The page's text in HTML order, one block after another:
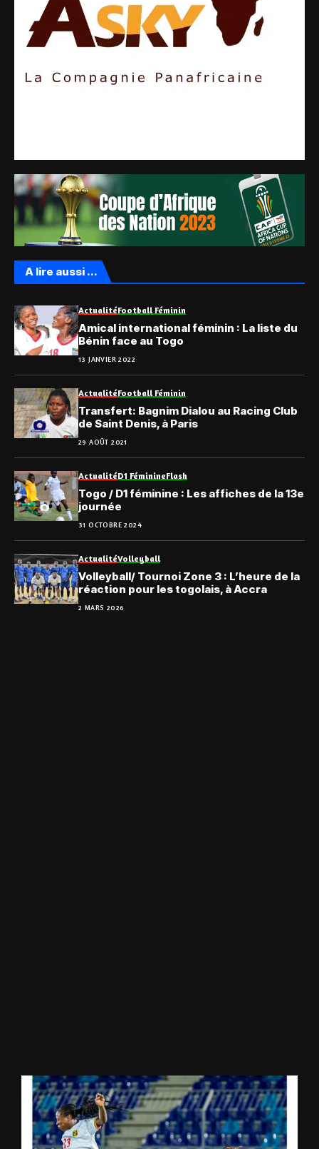
A lire aussi ...
ActualitéFootball Féminin
Amical international féminin : La liste du
Bénin face au Togo
13 JANVIER 2022
ActualitéFootball Féminin
Transfert: Bagnim Dialou au Racing Club
de Saint Denis, à Paris
29 AOÛT 2021
ActualitéD1 FéminineFlash
Togo / D1 féminine : Les affiches de la 13e
journée
31 OCTOBRE 2024
ActualitéVolleyball
Volleyball/ Tournoi Zone 3 : L’heure de la
réaction pour les togolais, à Accra
2 MARS 2026